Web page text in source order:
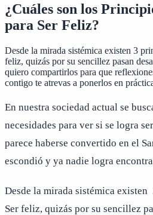
¿Cuáles son los
para Ser Feliz?
Desde la mirada sistémica existen 3
feliz, quizás por su sencillez pasan
quiero compartirlos para que
contigo te atrevas a ponerlos en
En nuestra sociedad actual se
necesidades para ver si se logra
parece haberse convertido en el
escondió y ya nadie logra
Desde la mirada sistémica
Ser feliz, quizás por su sencillez